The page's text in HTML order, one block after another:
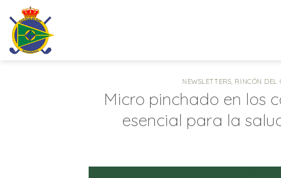
contenido
NEWSLETTERS, RINCÓN DEL
Micro pinchado en los
esencial para la